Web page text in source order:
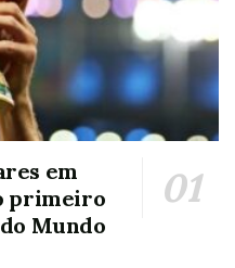
em
primeiro
Mundo